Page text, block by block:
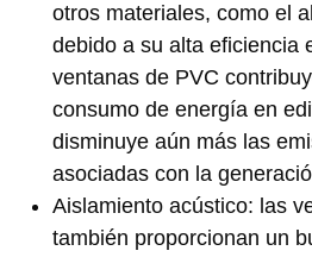
otros materiales, como el
debido a su alta eficiencia
ventanas de PVC
consumo de energía en
disminuye aún más las
asociadas con la
Aislamiento acústico: las
también proporcionan un